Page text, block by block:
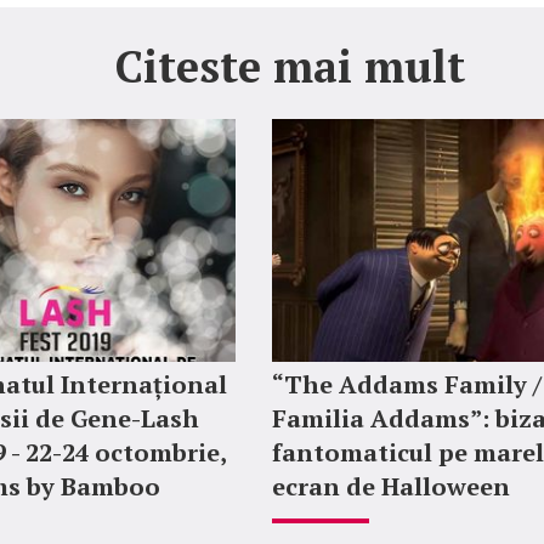
Citeste mai mult
Internațional
de Gene-Lash
- 22-24 octombrie,
by Bamboo
“The Addams Family /
Familia Addams”:
fantomaticul pe
ecran de Halloween